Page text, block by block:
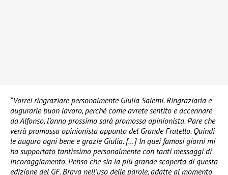
“Vorrei ringraziare personalmente Giulia Salemi. Ringraziarla e
augurarle buon lavoro, perché come avrete sentito e accennare
da Alfonso, l’anno prossimo sarà promossa opinionista. Pare che
verrà promossa opinionista appunto del Grande Fratello. Quindi
le auguro ogni bene e grazie Giulia. […] In quei famosi giorni mi
ha supportato tantissimo personalmente con tanti messaggi di
incoraggiamento. Penso che sia la più grande scoperta di questa
edizione del GF. Brava nell’uso delle parole, adatte al momento